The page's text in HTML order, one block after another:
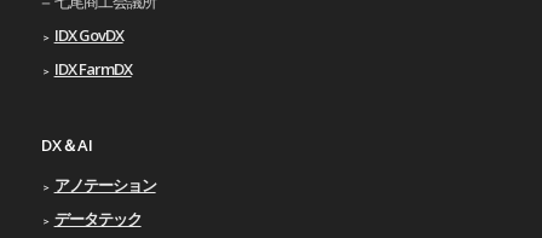
IDX GovDX
IDX FarmDX
DX＆AI
アノテーション
データテック